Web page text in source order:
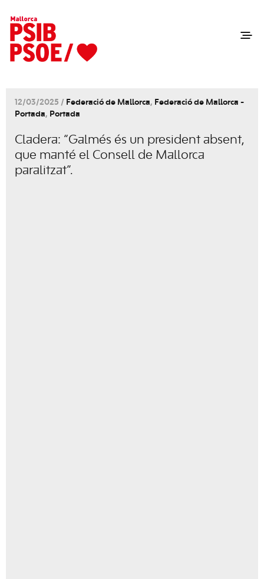
12/03/2025 / Federació de Mallorca, Federació de Mallorca -
Portada, Portada
Cladera: “Galmés és un president absent,
que manté el Consell de Mallorca
paralitzat”.